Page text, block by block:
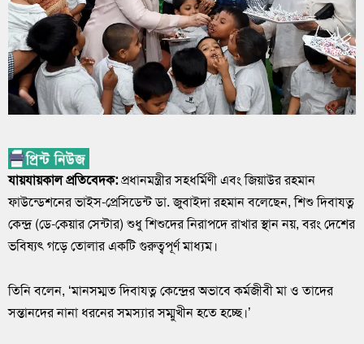
যায়যায়কাল প্রতিবেদক:প্রধানমন্ত্রীর সহধর্মিণী এবং জিয়াউর রহমান
ফাউন্ডেশনের ভাইস-প্রেসিডেন্ট ডা. জুবাইদা রহমান বলেছেন, শিশু দিবাযত্ন
কেন্দ্র (ডে-কেয়ার সেন্টার) শুধু শিশুদের নিরাপদে রাখার স্থান নয়, বরং দেশের
ভবিষ্যৎ গড়ে তোলার একটি গুরুত্বপূর্ণ মাধ্যম।
তিনি বলেন, ‘মানসম্মত দিবাযত্ন কেন্দ্রের অভাবে কর্মজীবী মা ও তাদের
সন্তানদের নানা ধরনের সমস্যার সম্মুখীন হতে হচ্ছে।’